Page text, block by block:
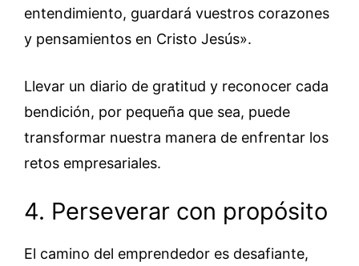
entendimiento, guardará vuestros corazones
y pensamientos en Cristo Jesús».
Llevar un diario de gratitud y reconocer cada
bendición, por pequeña que sea, puede
transformar nuestra manera de enfrentar los
retos empresariales.
4. Perseverar con propósito
El camino del emprendedor es desafiante,